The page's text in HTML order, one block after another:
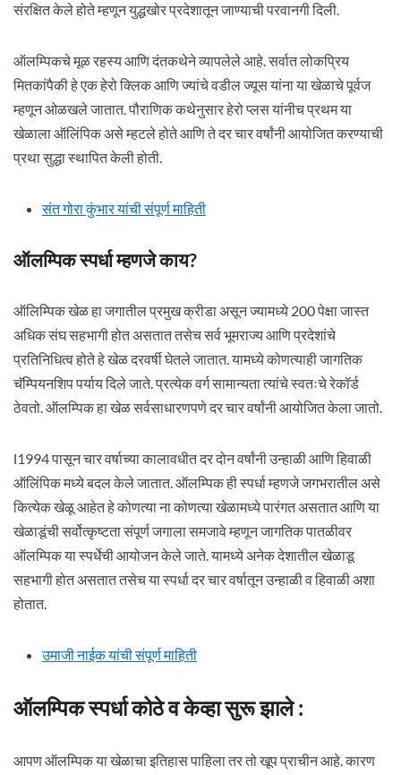
संरक्षित केले होते म्हणून युद्धखोर प्रदेशातून जाण्याची परवानगी दिली.
ऑलम्पिकचे मूळ रहस्य आणि दंतकथेने व्यापलेले आहे. सर्वात लोकप्रिय
मितकांपैकी हे एक हेरो क्लिक आणि ज्यांचे वडील ज्यूस यांना या खेळाचे पूर्वज
म्हणून ओळखले जातात. पौराणिक कथेनुसार हेरो प्लस यांनीच प्रथम या
खेळाला ऑलिंपिक असे म्हटले होते आणि ते दर चार वर्षांनी आयोजित करण्याची
प्रथा सुद्धा स्थापित केली होती.
संत गोरा कुंभार यांची संपूर्ण माहिती
ऑलम्पिक स्पर्धा म्हणजे काय?
ऑलिम्पिक खेळ हा जगातील प्रमुख क्रीडा असून ज्यामध्ये 200 पेक्षा जास्त
अधिक संघ सहभागी होत असतात तसेच सर्व भूमराज्य आणि प्रदेशांचे
प्रतिनिधित्व होते हे खेळ दरवर्षी घेतले जातात. यामध्ये कोणत्याही जागतिक
चॅम्पियनशिप पर्याय दिले जाते. प्रत्येक वर्ग सामान्यता त्यांचे स्वतःचे रेकॉर्ड
ठेवतो. ऑलम्पिक हा खेळ सर्वसाधारणपणे दर चार वर्षांनी आयोजित केला जातो.
l1994 पासून चार वर्षाच्या कालावधीत दर दोन वर्षांनी उन्हाळी आणि हिवाळी
ऑलिंपिक मध्ये बदल केले जातात. ऑलम्पिक ही स्पर्धा म्हणजे जगभरातील असे
कित्येक खेळू आहेत हे कोणत्या ना कोणत्या खेळामध्ये पारंगत असतात आणि या
खेळाडूंची सर्वोत्कृष्टता संपूर्ण जगाला समजावे म्हणून जागतिक पातळीवर
ऑलम्पिक या स्पर्धेची आयोजन केले जाते. यामध्ये अनेक देशातील खेळाडू
सहभागी होत असतात तसेच या स्पर्धा दर चार वर्षातून उन्हाळी व हिवाळी अशा
होतात.
उमाजी नाईक यांची संपूर्ण माहिती
ऑलम्पिक स्पर्धा कोठे व केव्हा सुरू झाले :
आपण ऑलम्पिक या खेळाचा इतिहास पाहिला तर तो खूप प्राचीन आहे. कारण